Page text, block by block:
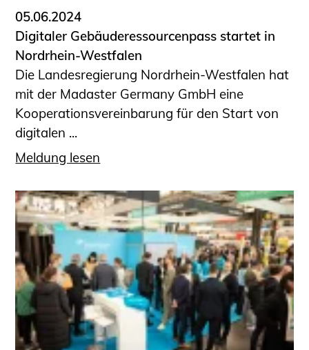
Büronachfolge
Zusatzqualifikationen
Geschützter Bereich
Informationen für Auftraggeber und
Verbraucher
Ingenieursuche (Mitglieder der IK-Bau
NRW)
Fachlisten
Informationen für Schülerinnen,
Schüler und Studierende
Projekte für Schülerinnen und Schüler
START.ING. Das Studierenden Praxis-
Programm
Wissenswertes für Studierende
Wettbewerbe für Studierende
BLING.BLING.
05.06.2024
Digitaler Gebäuderessourcenpass startet in
Nordrhein-Westfalen
Die Landesregierung Nordrhein-Westfalen hat
mit der Madaster Germany GmbH eine
Kooperationsvereinbarung für den Start von
digitalen ...
Meldung lesen